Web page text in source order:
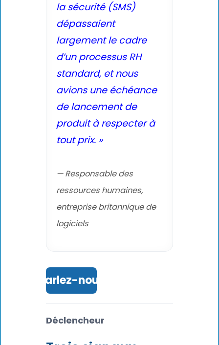
la sécurité (SMS)
dépassaient
largement le cadre
d’un processus RH
standard, et nous
avions une échéance
de lancement de
produit à respecter à
tout prix. »
— Responsable des
ressources humaines,
entreprise britannique de
logiciels
Parlez-nous
Déclencheur